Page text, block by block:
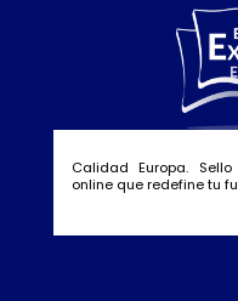
Calidad Europa.
online que redefine tu